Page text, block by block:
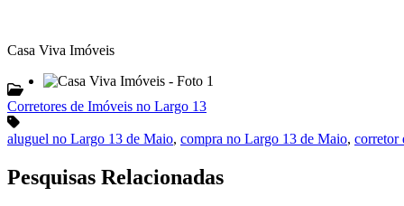
Casa Viva Imóveis
Corretores de Imóveis no Largo 13
aluguel no Largo 13 de Maio, compra no Largo 13 de Maio, corretor
Pesquisas Relacionadas